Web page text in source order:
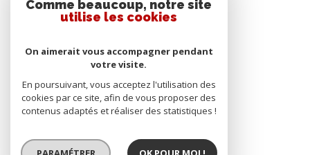
Se connecter
Comme beaucoup, notre site
utilise les cookies
On aimerait vous accompagner pendant
votre visite.
En poursuivant, vous acceptez l'utilisation des
cookies par ce site, afin de vous proposer des
contenus adaptés et réaliser des statistiques !